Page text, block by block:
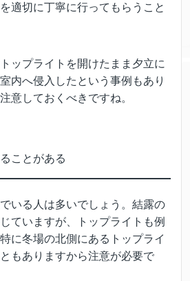
適切に丁寧に行ってもらうこと
ップライトを開けたまま夕立に
内へ侵入したという事例もあり
意しておくべきですね。
ことがある
いる人は多いでしょう。結露の
ていますが、トップライトも例
に冬場の北側にあるトップライ
もありますから注意が必要で